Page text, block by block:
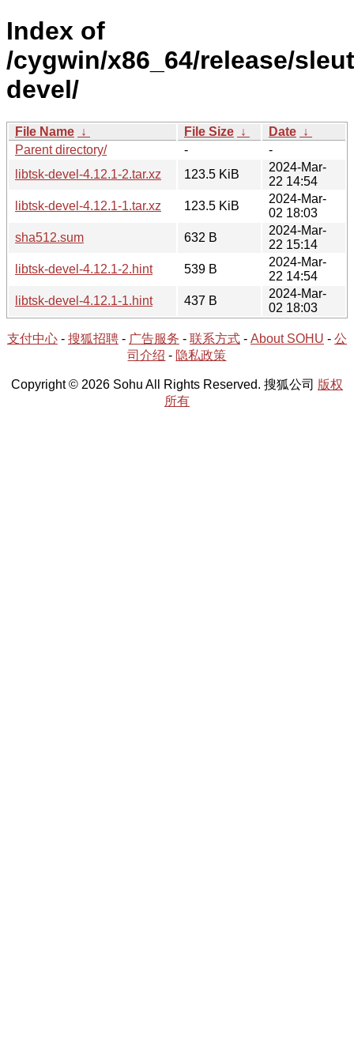
Index of
/cygwin/x86_64/release/
devel/
File Name ↓ File Size ↓ Date ↓
Parent directory/
-
-
libtsk-devel-4.12.1-2.tar.xz
123.5 KiB
2024-Mar-
22 14:54
libtsk-devel-4.12.1-1.tar.xz
123.5 KiB
2024-Mar-
02 18:03
sha512.sum
632 B
2024-Mar-
22 15:14
libtsk-devel-4.12.1-2.hint
539 B
2024-Mar-
22 14:54
libtsk-devel-4.12.1-1.hint
437 B
2024-Mar-
02 18:03
支付中心 - 搜狐招聘 - 广告服务 - 联系方式 - About SOHU - 公
司介绍 - 隐私政策
Copyright © 2026 Sohu All Rights Reserved. 搜狐公司 版权
所有